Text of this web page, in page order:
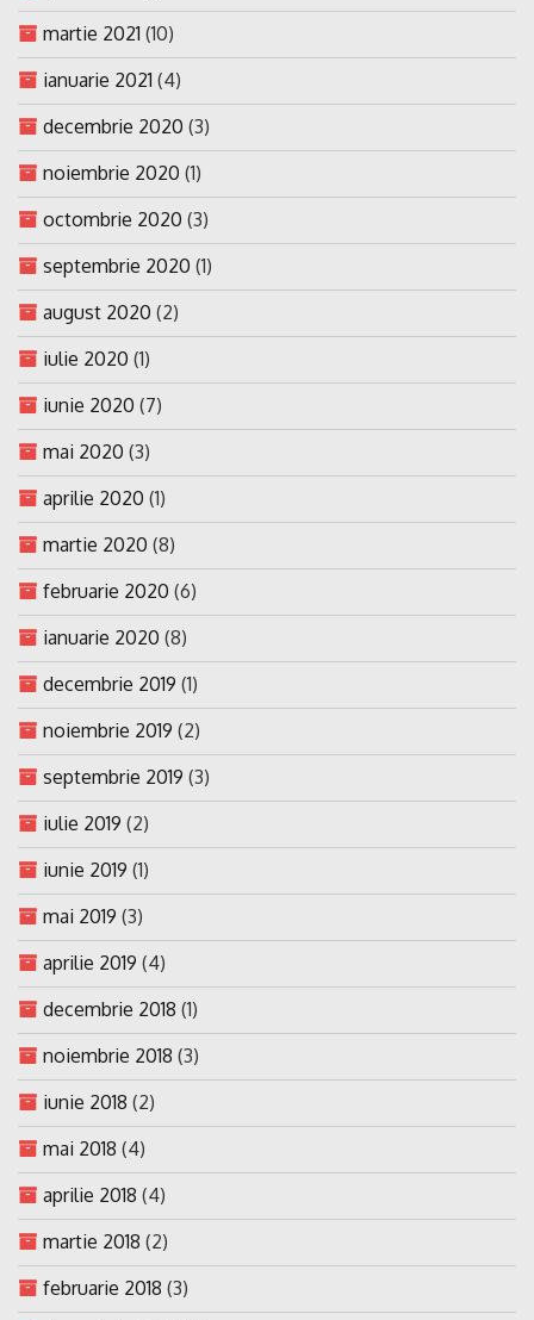
martie 2021 (10)
ianuarie 2021 (4)
decembrie 2020 (3)
noiembrie 2020 (1)
octombrie 2020 (3)
septembrie 2020 (1)
august 2020 (2)
iulie 2020 (1)
iunie 2020 (7)
mai 2020 (3)
aprilie 2020 (1)
martie 2020 (8)
februarie 2020 (6)
ianuarie 2020 (8)
decembrie 2019 (1)
noiembrie 2019 (2)
septembrie 2019 (3)
iulie 2019 (2)
iunie 2019 (1)
mai 2019 (3)
aprilie 2019 (4)
decembrie 2018 (1)
noiembrie 2018 (3)
iunie 2018 (2)
mai 2018 (4)
aprilie 2018 (4)
martie 2018 (2)
februarie 2018 (3)